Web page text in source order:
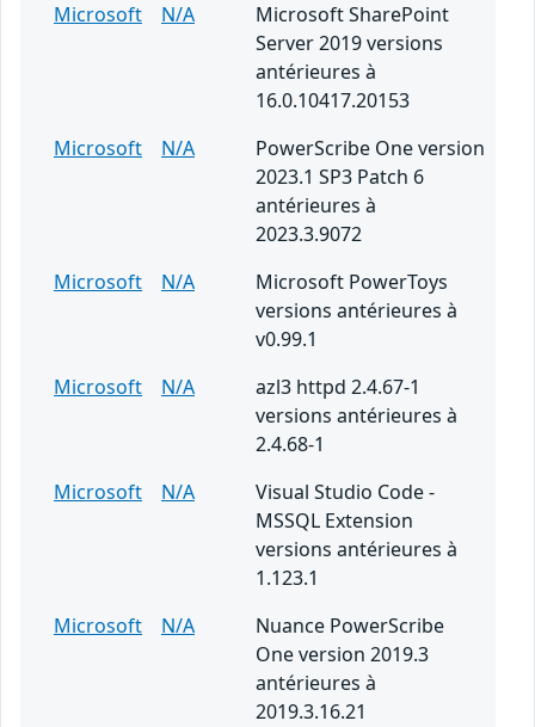
Microsoft
N/A
Microsoft SharePoint
Server 2019 versions
antérieures à
16.0.10417.20153
Microsoft
N/A
PowerScribe One version
2023.1 SP3 Patch 6
antérieures à
2023.3.9072
Microsoft
N/A
Microsoft PowerToys
versions antérieures à
v0.99.1
Microsoft
N/A
azl3 httpd 2.4.67-1
versions antérieures à
2.4.68-1
Microsoft
N/A
Visual Studio Code -
MSSQL Extension
versions antérieures à
1.123.1
Microsoft
N/A
Nuance PowerScribe
One version 2019.3
antérieures à
2019.3.16.21